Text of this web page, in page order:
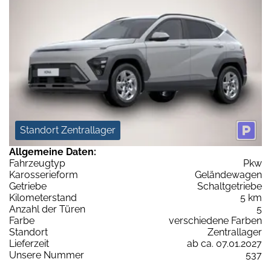
Standort Zentrallager
Allgemeine Daten:
Fahrzeugtyp
Pkw
Karosserieform
Geländewagen
Getriebe
Schaltgetriebe
Kilometerstand
5 km
Anzahl der Türen
5
Farbe
verschiedene Farben
Standort
Zentrallager
Lieferzeit
ab ca. 07.01.2027
Unsere Nummer
537